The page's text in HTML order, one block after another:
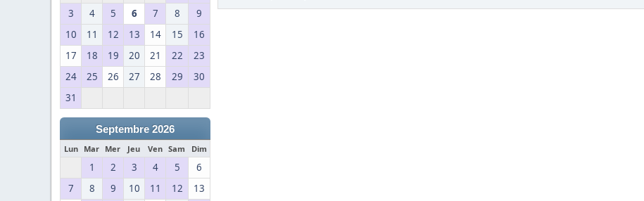
3
4 5 6 7 8
9
10
11 12 13 14 15
16
17
18 19 20 21 22
23
24
25 26 27 28 29
30
31
Septembre 2026
Lun Mar Mer Jeu Ven Sam Dim
1 2 3 4 5
6
7
8 9 10 11 12 13